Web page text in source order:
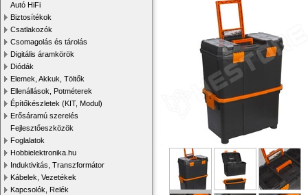
Autó HiFi
Biztosítékok
Csatlakozók
Csomagolás és tárolás
Digitális áramkörök
Diódák
Elemek, Akkuk, Töltők
Ellenállások, Potméterek
Építőkészletek (KIT, Modul)
Erősáramú szerelés
Fejlesztőeszközök
Foglalatok
Hobbielektronika.hu
Induktivitás, Transzformátor
Kábelek, Vezetékek
Kapcsolók, Relék